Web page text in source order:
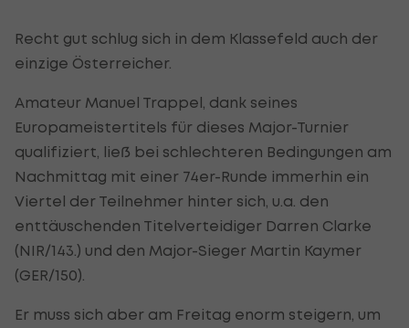
Recht gut schlug sich in dem Klassefeld auch der
einzige Österreicher.
Amateur Manuel Trappel, dank seines
Europameistertitels für dieses Major-Turnier
qualifiziert, ließ bei schlechteren Bedingungen am
Nachmittag mit einer 74er-Runde immerhin ein
Viertel der Teilnehmer hinter sich, u.a. den
enttäuschenden Titelverteidiger Darren Clarke
(NIR/143.) und den Major-Sieger Martin Kaymer
(GER/150).
Er muss sich aber am Freitag enorm steigern, um